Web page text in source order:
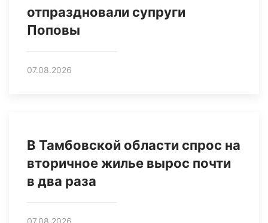
отпраздновали супруги
Поповы
07.08.2026
В Тамбовской области спрос на
вторичное жилье вырос почти
в два раза